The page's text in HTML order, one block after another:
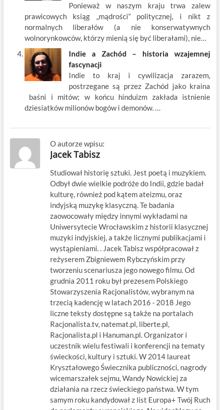
Ponieważ w naszym kraju trwa zalew
prawicowych ksiąg „mądrości” politycznej, i nikt z
normalnych liberałów (a nie konserwatywnych
wolnorynkowców, którzy mienią się być liberałami), nie…
Indie a Zachód – historia wzajemnej
fascynacji
Indie to kraj i cywilizacja zarazem,
postrzegane są przez Zachód jako kraina
baśni i mitów; w końcu hinduizm zakłada istnienie
dziesiatków milionów bogów i demonów. …
O autorze wpisu:
Jacek Tabisz
Studiował historię sztuki. Jest poetą i muzykiem.
Odbył dwie wielkie podróże do Indii, gdzie badał
kulturę, również pod kątem ateizmu, oraz
indyjską muzykę klasyczną. Te badania
zaowocowały między innymi wykładami na
Uniwersytecie Wrocławskim z historii klasycznej
muzyki indyjskiej, a także licznymi publikacjami i
wystąpieniami. . Jacek Tabisz współpracował z
reżyserem Zbigniewem Rybczyńskim przy
tworzeniu scenariusza jego nowego filmu. Od
grudnia 2011 roku był prezesem Polskiego
Stowarzyszenia Racjonalistów, wybranym na
trzecią kadencję w latach 2016 - 2018 Jego
liczne teksty dostępne są także na portalach
Racjonalista.tv, natemat.pl, liberte.pl,
Racjonalista.pl i Hanuman.pl. Organizator i
uczestnik wielu festiwali i konferencji na tematy
świeckości, kultury i sztuki. W 2014 laureat
Kryształowego Świecznika publiczności, nagrody
wicemarszałek sejmu, Wandy Nowickiej za
działania na rzecz świeckiego państwa. W tym
samym roku kandydował z list Europa+ Twój Ruch